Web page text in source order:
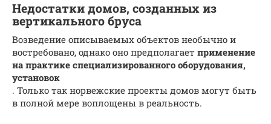
Недостатки домов, созданных из
вертикального бруса
Возведение описываемых объектов необычно и
востребовано, однако оно предполагает применение
на практике специализированного оборудования,
установок
. Только так норвежские проекты домов могут быть
в полной мере воплощены в реальность.